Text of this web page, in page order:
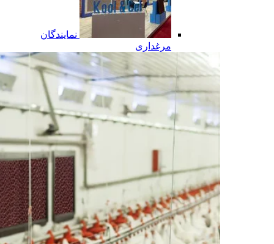
نمایندگان
مرغداری